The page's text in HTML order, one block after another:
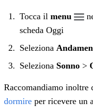
Tocca il menu
scheda Oggi
Seleziona
Seleziona Sonno >
Raccomandiamo inoltre
dormire per ricevere un